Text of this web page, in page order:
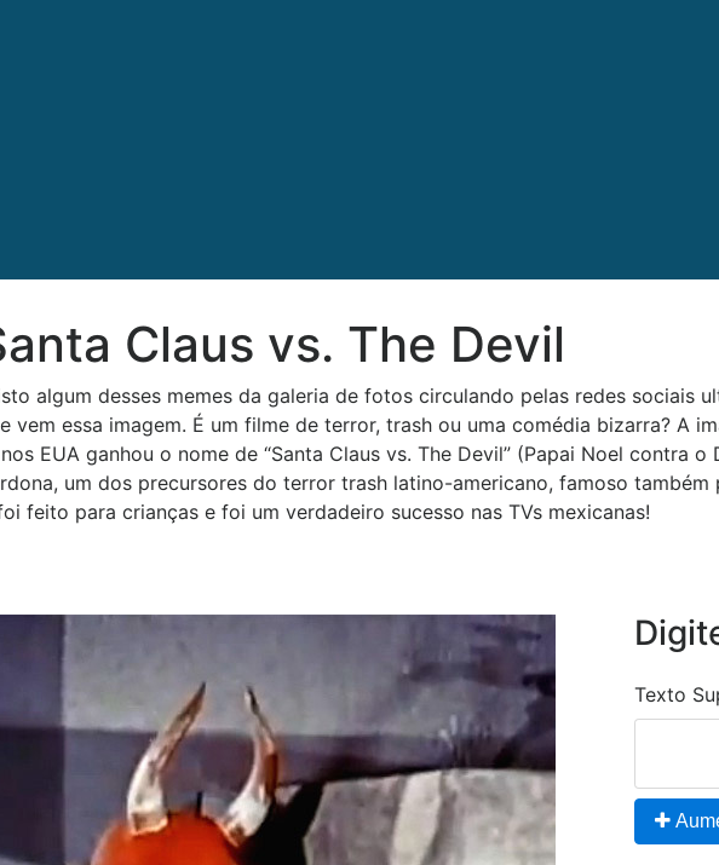
Claus vs. The Devil
algum desses memes da galeria de fotos circulando pelas redes sociais
vem essa imagem. É um filme de terror, trash ou uma comédia bizarra? A
nos EUA ganhou o nome de “Santa Claus vs. The Devil” (Papai Noel
um dos precursores do terror trash latino-americano, famoso
feito para crianças e foi um verdadeiro sucesso nas TVs mexicanas!
Texto